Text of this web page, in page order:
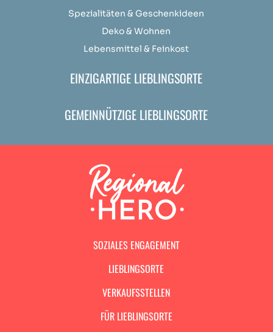
Spezialitäten & Geschenkideen
Deko & Wohnen
Lebensmittel & Feinkost
EINZIGARTIGE LIEBLINGSORTE
GEMEINNÜTZIGE LIEBLINGSORTE
SOZIALES ENGAGEMENT
LIEBLINGSORTE
VERKAUFSSTELLEN
FÜR LIEBLINGSORTE